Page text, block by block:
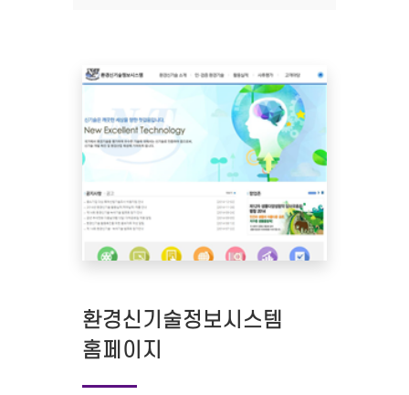
환경신기술정보시스템
홈페이지